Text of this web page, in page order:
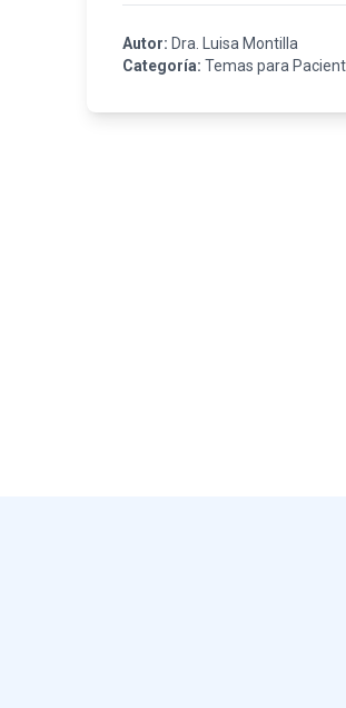
Autor: Dra. Luisa Montilla
Categoría: Temas para